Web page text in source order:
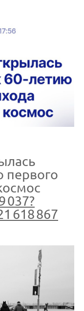
первого
037?
618 867